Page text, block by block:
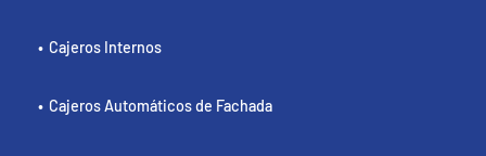
Cajeros Internos
Cajeros Automáticos de Fachada